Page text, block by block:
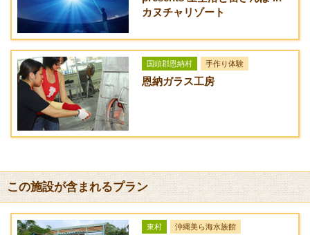
有料道路：那覇IC⇒宜野座ICで下り、国道329号線を北上、二
見（北）交差点を右折。
0
円
4,
0
0
0
0
円
カヌチャリゾート
国頭郡恩納村 手作り体験
恩納ガラス工房
この施設が含まれるプラン
東村 沖縄美ら海水族館